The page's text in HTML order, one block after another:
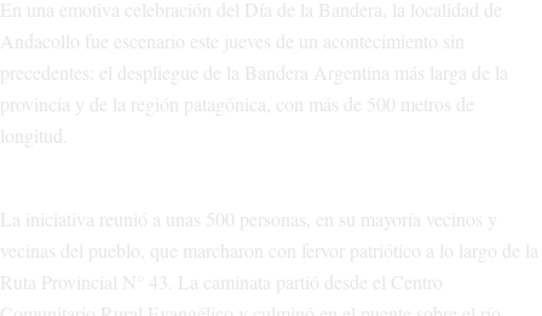
En una emotiva celebración del Día de la Bandera, la localidad de
Andacollo fue escenario este jueves de un acontecimiento sin
precedentes: el despliegue de la Bandera Argentina más larga de la
provincia y de la región patagónica, con más de 500 metros de
longitud.
La iniciativa reunió a unas 500 personas, en su mayoría vecinos y
vecinas del pueblo, que marcharon con fervor patriótico a lo largo de la
Ruta Provincial N° 43. La caminata partió desde el Centro